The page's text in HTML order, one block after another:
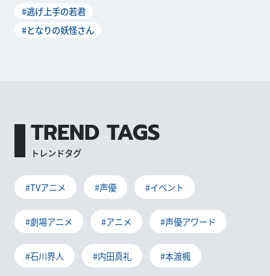
#逃げ上手の若君
#となりの妖怪さん
TREND TAGS
トレンドタグ
#TVアニメ #声優 #イベント
#劇場アニメ #アニメ #声優アワード
#石川界人 #内田真礼 #本渡楓